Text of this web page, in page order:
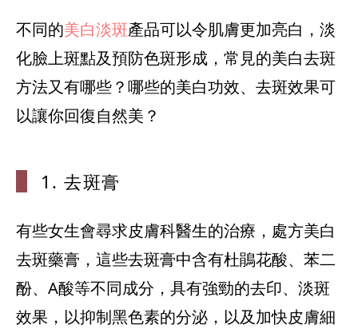
不同的美白淡斑產品可以令肌膚更加亮白，淡
化臉上斑點及預防色斑形成，常見的美白去斑
方法又有哪些？哪些的美白功效、去斑效果可
以讓你回復自然美？
1. 去斑膏
有些女生會尋求皮膚科醫生的治療，處方美白
去斑藥膏，這些去斑膏中含有杜鵑花酸、苯二
酚、A酸等不同成分，具有強勁的去印、淡斑
效果，以抑制黑色素的分泌，以及加快皮膚細